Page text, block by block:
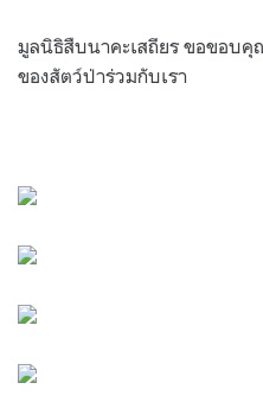
มูลนิธิสืบนาคะเสถียร ขอขอบ
ของสัตว์ป่าร่วมกับเรา